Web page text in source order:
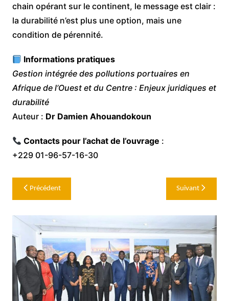
chain opérant sur le continent, le message est clair :
la durabilité n’est plus une option, mais une
condition de pérennité.
Informations pratiques
Gestion intégrée des pollutions portuaires en
Afrique de l’Ouest et du Centre : Enjeux juridiques et
durabilité
Auteur : Dr Damien Ahouandokoun
Contacts pour l’achat de l’ouvrage :
+229 01-96-57-16-30
Navigation
de
l’article
Précédent Suivant